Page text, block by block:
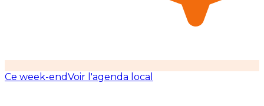
Ce week-endVoir l'agenda local